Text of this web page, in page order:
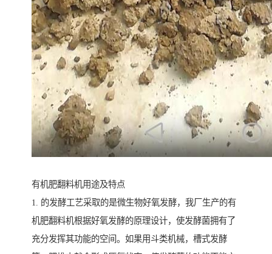
有机肥翻料机用途及特点
1. 的发酵工艺采取的是微生物好氧发酵，我厂生产的有
机肥翻料机根据好氧发酵的原理设计，使发酵菌拥有了
充分发挥其功能的空间。如果用斗类机械，槽式发酵